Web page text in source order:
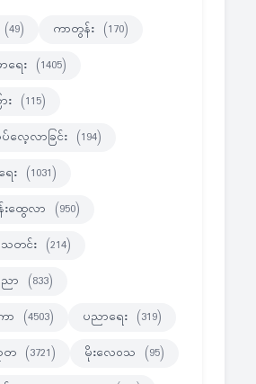
(49) ကာတွန်း (170)
ရေး (1405)
း (115)
လေ့လာခြင်း (194)
ေး (1031)
ထွေလာ (950)
သတင်း (214)
ာ (833)
ာ (4503) ပညာရေး (319)
တ (3721) မိုးလေဝသ (95)